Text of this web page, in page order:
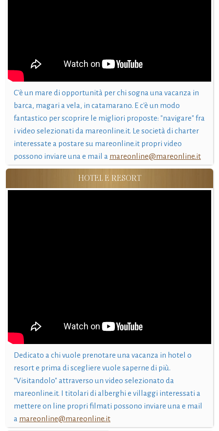
C'è un mare di opportunità per chi sogna una vacanza in
barca, magari a vela, in catamarano. E c'è un modo
fantastico per scoprire le migliori proposte: "navigare" fra
i video selezionati da mareonline.it. Le società di charter
interessate a postare su mareonline.it propri video
possono inviare una e mail a mareonline@mareonline.it
HOTEL E RESORT
Dedicato a chi vuole prenotare una vacanza in hotel o
resort e prima di scegliere vuole saperne di più.
"Visitandolo" attraverso un video selezionato da
mareonline.it. I titolari di alberghi e villaggi interessati a
mettere on line propri filmati possono inviare una e mail
a mareonline@mareonline.it